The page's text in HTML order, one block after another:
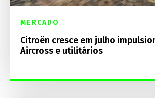
MERCADO
Citroën cresce em julho
Aircross e utilitários